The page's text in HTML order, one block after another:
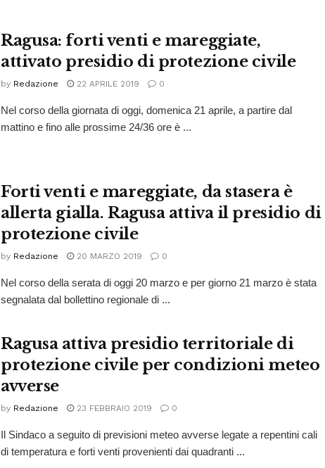
Ragusa: forti venti e mareggiate,
attivato presidio di protezione civile
by Redazione 22 APRILE 2019 0
Nel corso della giornata di oggi, domenica 21 aprile, a partire dal
mattino e fino alle prossime 24/36 ore è ...
Forti venti e mareggiate, da stasera è
allerta gialla. Ragusa attiva il presidio di
protezione civile
by Redazione 20 MARZO 2019 0
Nel corso della serata di oggi 20 marzo e per giorno 21 marzo è stata
segnalata dal bollettino regionale di ...
Ragusa attiva presidio territoriale di
protezione civile per condizioni meteo
avverse
by Redazione 23 FEBBRAIO 2019 0
Il Sindaco a seguito di previsioni meteo avverse legate a repentini cali
di temperatura e forti venti provenienti dai quadranti ...